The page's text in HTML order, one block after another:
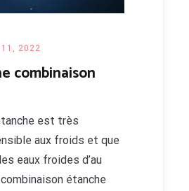
2022
combinaison
est très
aux froids et que
eaux froides d’au
étanche